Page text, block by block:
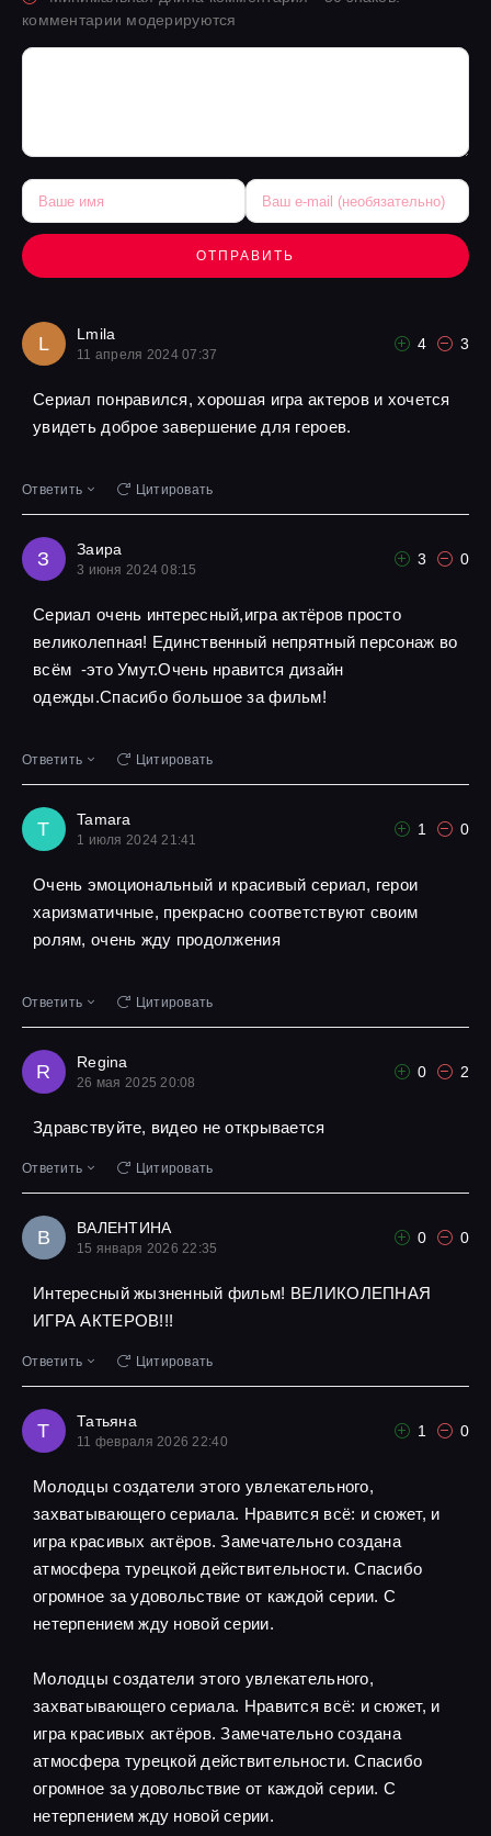
комментарии модерируются
ОТПРАВИТЬ
L Lmila
11 апреля 2024 07:37
4 3
Сериал понравился, хорошая игра актеров и хочется
увидеть доброе завершение для героев.
Ответить Цитировать
З Заира
3 июня 2024 08:15
3 0
Сериал очень интересный,игра актёров просто
великолепная! Единственный непрятный персонаж во
всём -это Умут.Очень нравится дизайн
одежды.Спасибо большое за фильм!
Ответить Цитировать
T Tamara
1 июля 2024 21:41
1 0
Очень эмоциональный и красивый сериал, герои
харизматичные, прекрасно соответствуют своим
ролям, очень жду продолжения
Ответить Цитировать
R Regina
26 мая 2025 20:08
0 2
Здравствуйте, видео не открывается
Ответить Цитировать
В ВАЛЕНТИНА
15 января 2026 22:35
0 0
Интересный жызненный фильм! ВЕЛИКОЛЕПНАЯ
ИГРА АКТЕРОВ!!!
Ответить Цитировать
Т Татьяна
11 февраля 2026 22:40
1 0
Молодцы создатели этого увлекательного,
захватывающего сериала. Нравится всё: и сюжет, и
игра красивых актёров. Замечательно создана
атмосфера турецкой действительности. Спасибо
огромное за удовольствие от каждой серии. С
нетерпением жду новой серии.
Молодцы создатели этого увлекательного,
захватывающего сериала. Нравится всё: и сюжет, и
игра красивых актёров. Замечательно создана
атмосфера турецкой действительности. Спасибо
огромное за удовольствие от каждой серии. С
нетерпением жду новой серии.